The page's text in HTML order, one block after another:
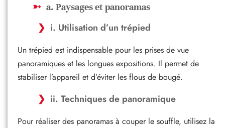
a. Paysages et panoramas
i. Utilisation d’un trépied
Un trépied est indispensable pour les prises de vue
panoramiques et les longues expositions. Il permet de
stabiliser l’appareil et d’éviter les flous de bougé.
ii. Techniques de panoramique
Pour réaliser des panoramas à couper le souffle, utilisez la